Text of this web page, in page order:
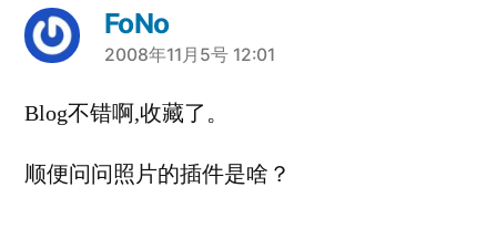
FoNo
说：
2008年11月5号 12:01
Blog不错啊,收藏了。
顺便问问照片的插件是啥？